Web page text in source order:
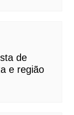
de
e região